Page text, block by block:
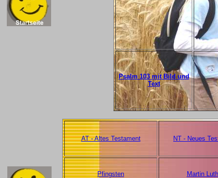
Psalm 103 mit Bild und
Text
AT - Altes Testament NT - Neues
Pfingsten Martin